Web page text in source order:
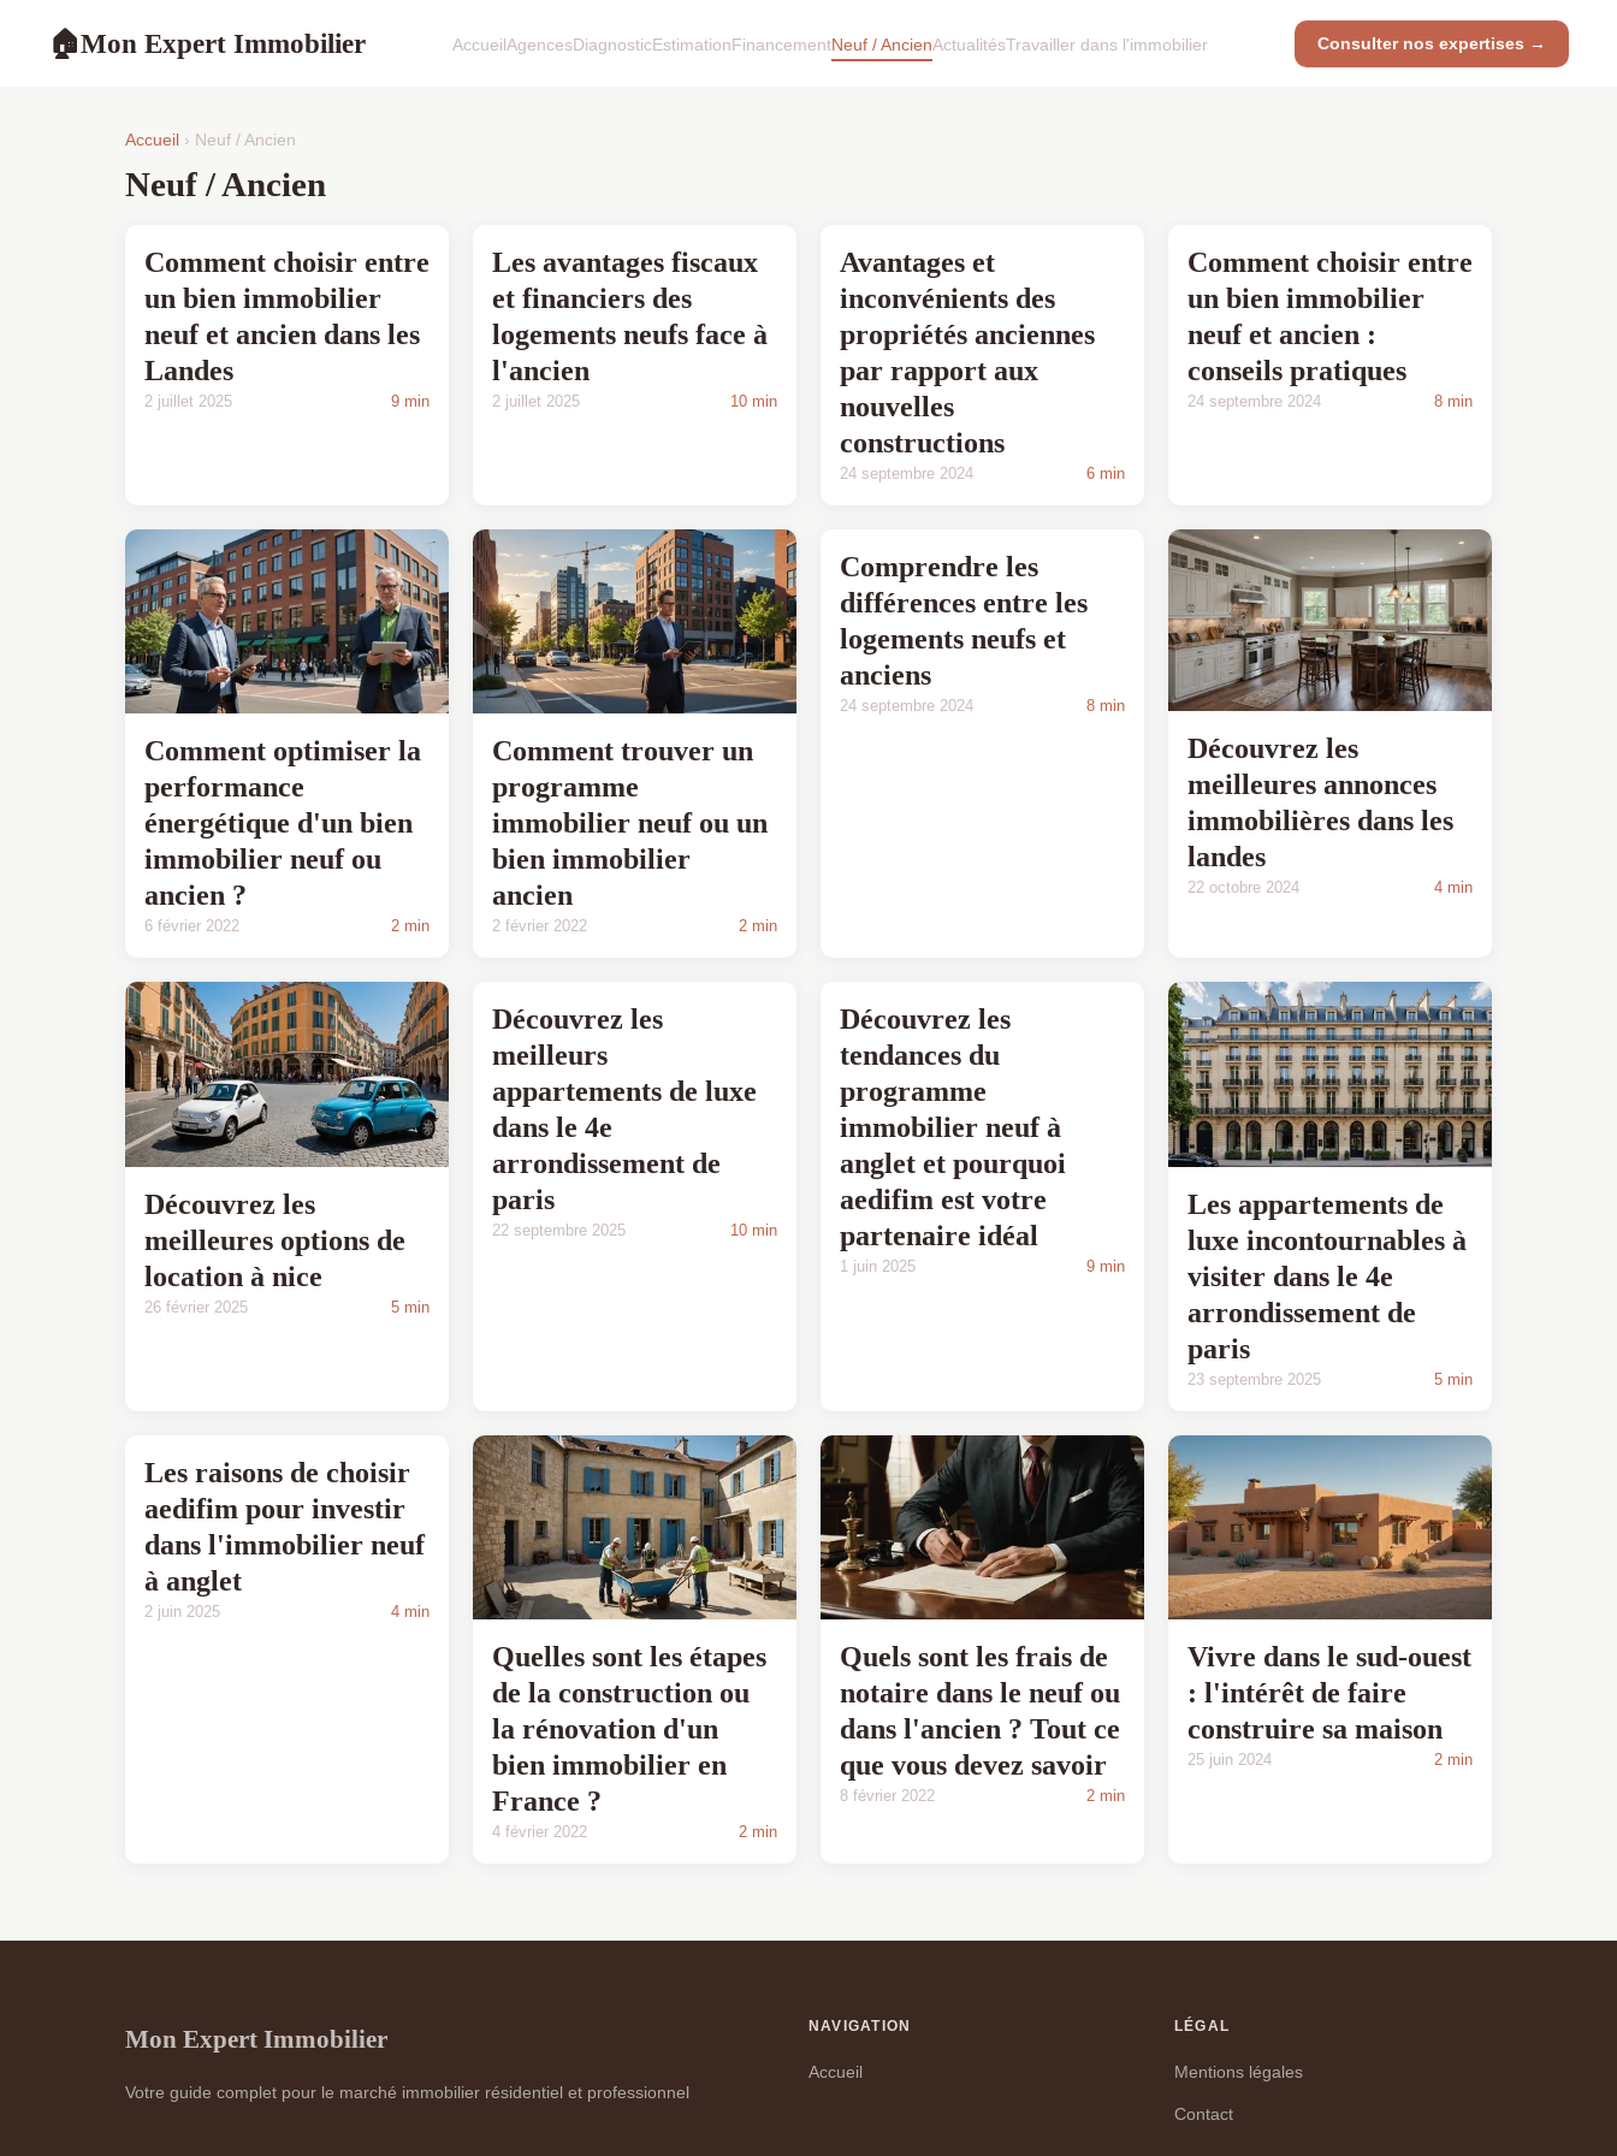
🏠Mon Expert Immobilier AccueilAgencesDiagnosticEstimationFinancementNeuf / AncienActualitésTravailler dans l'immobilier Consulter nos expertises →
Accueil › Neuf / Ancien
Neuf / Ancien
Comment choisir entre
un bien immobilier
neuf et ancien dans les
Landes
2 juillet 2025 9 min
Les avantages fiscaux
et financiers des
logements neufs face à
l'ancien
2 juillet 2025 10 min
Avantages et
inconvénients des
propriétés anciennes
par rapport aux
nouvelles
constructions
24 septembre 2024 6 min
Comment choisir entre
un bien immobilier
neuf et ancien :
conseils pratiques
24 septembre 2024 8 min
Comment optimiser la
performance
énergétique d'un bien
immobilier neuf ou
ancien ?
6 février 2022 2 min
Comment trouver un
programme
immobilier neuf ou un
bien immobilier
ancien
2 février 2022 2 min
Comprendre les
différences entre les
logements neufs et
anciens
24 septembre 2024 8 min
Découvrez les
meilleures annonces
immobilières dans les
landes
22 octobre 2024 4 min
Découvrez les
meilleures options de
location à nice
26 février 2025 5 min
Découvrez les
meilleurs
appartements de luxe
dans le 4e
arrondissement de
paris
22 septembre 2025 10 min
Découvrez les
tendances du
programme
immobilier neuf à
anglet et pourquoi
aedifim est votre
partenaire idéal
1 juin 2025 9 min
Les appartements de
luxe incontournables à
visiter dans le 4e
arrondissement de
paris
23 septembre 2025 5 min
Les raisons de choisir
aedifim pour investir
dans l'immobilier neuf
à anglet
2 juin 2025 4 min
Quelles sont les étapes
de la construction ou
la rénovation d'un
bien immobilier en
France ?
4 février 2022 2 min
Quels sont les frais de
notaire dans le neuf ou
dans l'ancien ? Tout ce
que vous devez savoir
8 février 2022 2 min
Vivre dans le sud-ouest
: l'intérêt de faire
construire sa maison
25 juin 2024 2 min
Mon Expert Immobilier
Votre guide complet pour le marché immobilier résidentiel et professionnel
NAVIGATION
Accueil
LÉGAL
Mentions légales
Contact